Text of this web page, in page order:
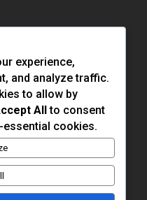
experience,
and analyze traffic.
to allow by
Allto consent
cookies.